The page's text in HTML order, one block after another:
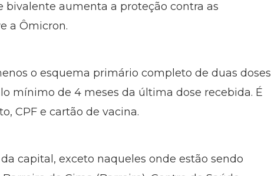
aumenta a proteção contra as
a Ômicron.
o esquema primário completo de duas doses
mínimo de 4 meses da última dose recebida. É
CPF e cartão de vacina.
capital, exceto naqueles onde estão sendo